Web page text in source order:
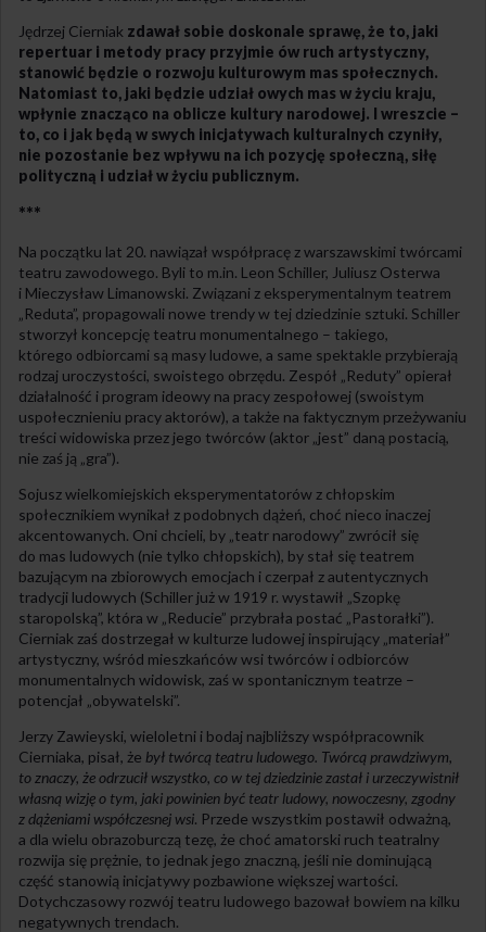
Jędrzej Cierniak zdawał sobie doskonale sprawę, że to, jaki
repertuar i metody pracy przyjmie ów ruch artystyczny,
stanowić będzie o rozwoju kulturowym mas społecznych.
Natomiast to, jaki będzie udział owych mas w życiu kraju,
wpłynie znacząco na oblicze kultury narodowej. I wreszcie –
to, co i jak będą w swych inicjatywach kulturalnych czyniły,
nie pozostanie bez wpływu na ich pozycję społeczną, siłę
polityczną i udział w życiu publicznym.
***
Na początku lat 20. nawiązał współpracę z warszawskimi twórcami
teatru zawodowego. Byli to m.in. Leon Schiller, Juliusz Osterwa
i Mieczysław Limanowski. Związani z eksperymentalnym teatrem
„Reduta”, propagowali nowe trendy w tej dziedzinie sztuki. Schiller
stworzył koncepcję teatru monumentalnego – takiego,
którego odbiorcami są masy ludowe, a same spektakle przybierają
rodzaj uroczystości, swoistego obrzędu. Zespół „Reduty” opierał
działalność i program ideowy na pracy zespołowej (swoistym
uspołecznieniu pracy aktorów), a także na faktycznym przeżywaniu
treści widowiska przez jego twórców (aktor „jest” daną postacią,
nie zaś ją „gra”).
Sojusz wielkomiejskich eksperymentatorów z chłopskim
społecznikiem wynikał z podobnych dążeń, choć nieco inaczej
akcentowanych. Oni chcieli, by „teatr narodowy” zwrócił się
do mas ludowych (nie tylko chłopskich), by stał się teatrem
bazującym na zbiorowych emocjach i czerpał z autentycznych
tradycji ludowych (Schiller już w 1919 r. wystawił „Szopkę
staropolską”, która w „Reducie” przybrała postać „Pastorałki”).
Cierniak zaś dostrzegał w kulturze ludowej inspirujący „materiał”
artystyczny, wśród mieszkańców wsi twórców i odbiorców
monumentalnych widowisk, zaś w spontanicznym teatrze –
potencjał „obywatelski”.
Jerzy Zawieyski, wieloletni i bodaj najbliższy współpracownik
Cierniaka, pisał, że był twórcą teatru ludowego. Twórcą prawdziwym,
to znaczy, że odrzucił wszystko, co w tej dziedzinie zastał i urzeczywistnił
własną wizję o tym, jaki powinien być teatr ludowy, nowoczesny, zgodny
z dążeniami współczesnej wsi. Przede wszystkim postawił odważną,
a dla wielu obrazoburczą tezę, że choć amatorski ruch teatralny
rozwija się prężnie, to jednak jego znaczną, jeśli nie dominującą
część stanowią inicjatywy pozbawione większej wartości.
Dotychczasowy rozwój teatru ludowego bazował bowiem na kilku
negatywnych trendach.